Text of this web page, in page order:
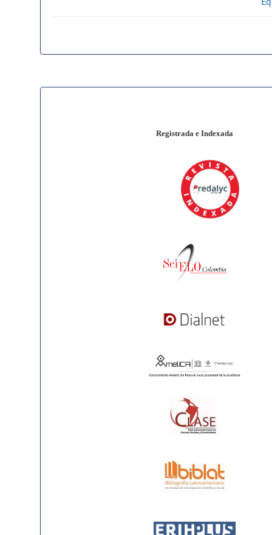
Registrada e Indexada